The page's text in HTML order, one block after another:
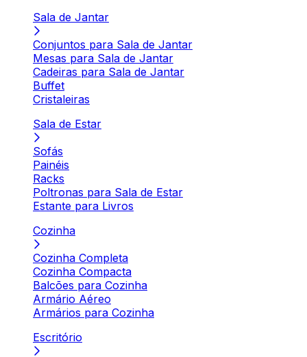
Sala de Jantar
Conjuntos para Sala de Jantar
Mesas para Sala de Jantar
Cadeiras para Sala de Jantar
Buffet
Cristaleiras
Sala de Estar
Sofás
Painéis
Racks
Poltronas para Sala de Estar
Estante para Livros
Cozinha
Cozinha Completa
Cozinha Compacta
Balcões para Cozinha
Armário Aéreo
Armários para Cozinha
Escritório